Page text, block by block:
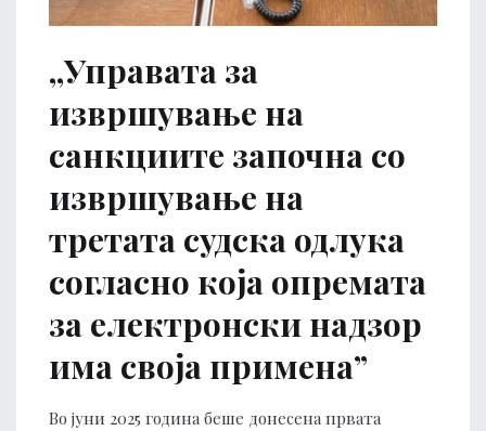
,,Управата за
извршување на
санкциите започна со
извршување на
третата судска одлука
согласно која опремата
за електронски надзор
има своја примена”
Во јуни 2025 година беше донесена првата